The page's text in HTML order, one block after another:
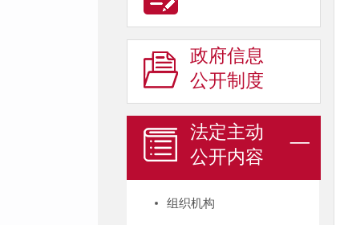
政府信息
公开制度
法定主动
公开内容
组织机构